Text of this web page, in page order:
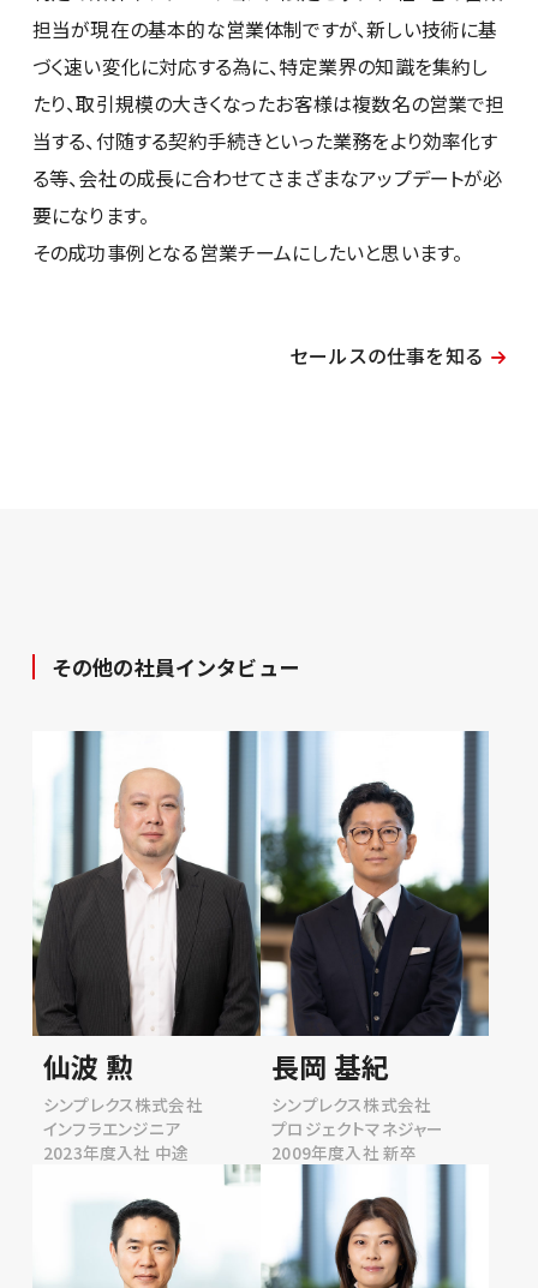
担当が現在の基本的な営業体制ですが、新しい技術に基
づく速い変化に対応する為に、特定業界の知識を集約し
たり、取引規模の大きくなったお客様は複数名の営業で担
当する、付随する契約手続きといった業務をより効率化す
る等、会社の成長に合わせてさまざまなアップデートが必
要になります。
その成功事例となる営業チームにしたいと思います。
セールスの仕事を知る
その他の社員インタビュー
仙波 勲
シンプレクス株式会社
インフラエンジニア
2023年度入社 中途
長岡 基紀
シンプレクス株式会社
プロジェクトマネジャー
2009年度入社 新卒